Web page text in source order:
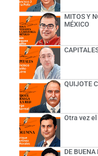
MITOS Y
MÉXICO
QUIJOTE
Otra vez
DE BUENA